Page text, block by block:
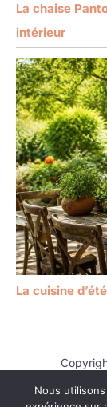
La chaise
intérieur
La cuisine
Nous